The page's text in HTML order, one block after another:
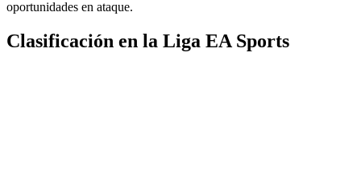
oportunidades en ataque.
Clasificación en la Liga EA Sports